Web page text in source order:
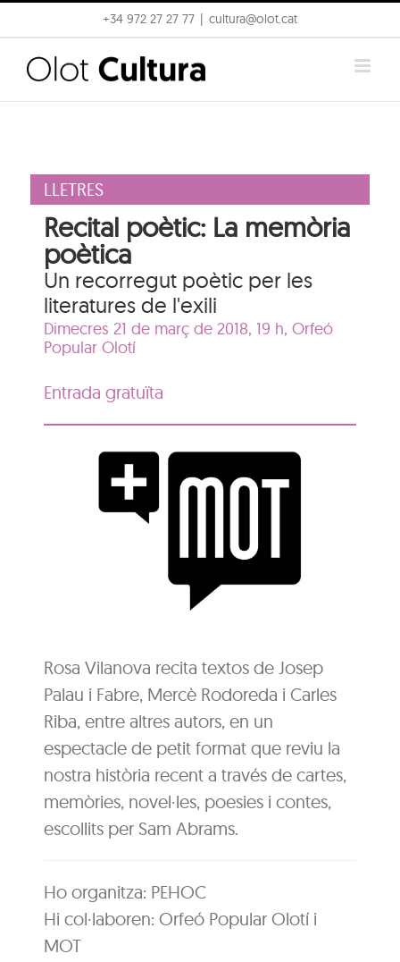
to
content
+34 972 27 27 77 cultura@olot.cat
LLETRES
Recital poètic: La memòria
poètica
Un recorregut poètic per les
literatures de l'exili
Dimecres 21 de març de 2018, 19 h,Orfeó
Popular Olotí
Entrada gratuïta
Rosa Vilanova recita textos de Josep
Palau i Fabre, Mercè Rodoreda i Carles
Riba, entre altres autors, en un
espectacle de petit format que reviu la
nostra història recent a través de cartes,
memòries, novel·les, poesies i contes,
escollits per Sam Abrams.
Ho organitza: PEHOC
Hi col·laboren: Orfeó Popular Olotí i
MOT